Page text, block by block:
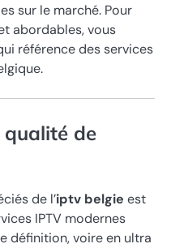
sur le marché. Pour
abordables, vous
référence des services
qualité de
de l’iptv belgie est
IPTV modernes
définition, voire en ultra